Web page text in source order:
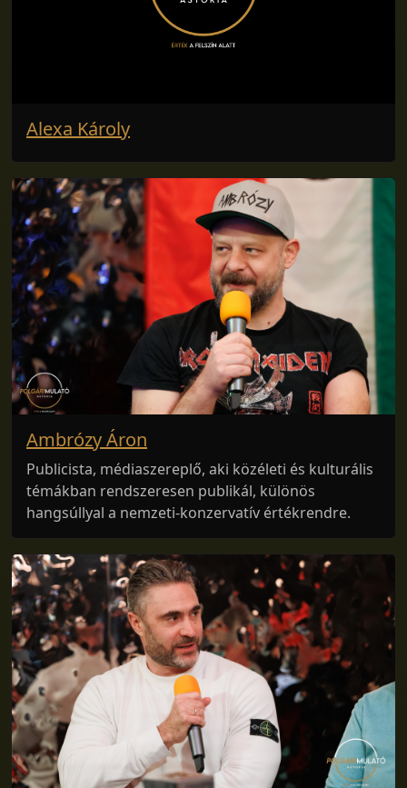
Alexa Károly
Ambrózy Áron
Publicista, médiaszereplő, aki közéleti és kulturális
témákban rendszeresen publikál, különös
hangsúllyal a nemzeti-konzervatív értékrendre.